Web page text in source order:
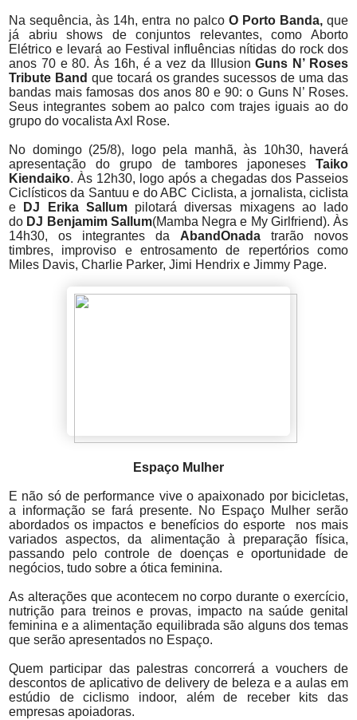
Na sequência, às 14h, entra no palco O Porto Banda,que
já abriu shows de conjuntos relevantes, como Aborto
Elétrico e levará ao Festival influências nítidas do rock dos
anos 70 e 80. Às 16h, é a vez da IllusionGuns N’ Roses
Tribute Band que tocará os grandes sucessos de uma das
bandas mais famosas dos anos 80 e 90: o Guns N’ Roses.
Seus integrantes sobem ao palco com trajes iguais ao do
grupo do vocalista Axl Rose.
No domingo (25/8), logo pela manhã, às 10h30, haverá
apresentação do grupo de tambores japoneses Taiko
Kiendaiko. Às 12h30, logo após a chegadas dos Passeios
Ciclísticos da Santuu e do ABC Ciclista, a jornalista, ciclista
e
DJ Erika Sallumpilotará diversas mixagens ao lado
do DJ Benjamim Sallum(Mamba Negra e My Girlfriend). Às
14h30, os integrantes da AbandOnada trarão novos
timbres, improviso e entrosamento de repertórios como
Miles Davis, Charlie Parker, Jimi Hendrix e Jimmy Page.
Espaço Mulher
E não só de performance vive o apaixonado por bicicletas,
a informação se fará presente. No Espaço Mulher serão
abordados os impactos e benefícios do esporte nos mais
variados aspectos, da alimentação à preparação física,
passando pelo controle de doenças e oportunidade de
negócios, tudo sobre a ótica feminina.
As alterações que acontecem no corpo durante o exercício,
nutrição para treinos e provas, impacto na saúde genital
feminina e a alimentação equilibrada são alguns dos temas
que serão apresentados no Espaço.
Quem participar das palestras concorrerá a vouchers de
descontos de aplicativo de delivery de beleza e a aulas em
estúdio de ciclismo indoor, além de receber kits das
empresas apoiadoras.